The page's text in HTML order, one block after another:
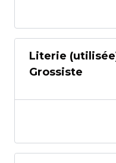
Literie
Grossiste